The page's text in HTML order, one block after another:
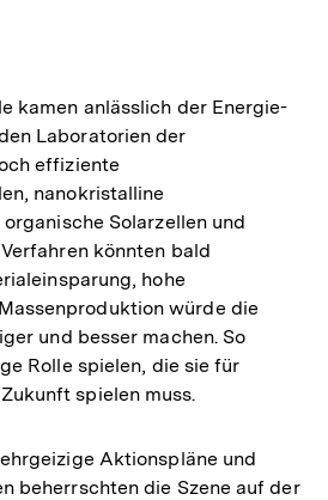
kamen anlässlich der Energie-
Laboratorien der
effiziente
nanokristalline
Solarzellen und
könnten bald
hohe
würde die
und besser machen. So
Rolle spielen, die sie für
spielen muss.
Aktionspläne und
beherrschten die Szene auf der